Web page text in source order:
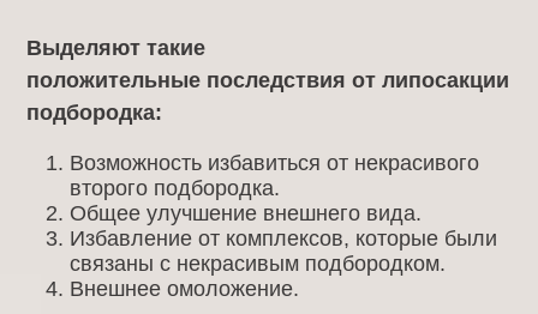
Выделяют такие
положительные последствия от липосакции
подбородка:
Возможность избавиться от некрасивого
второго подбородка.
Общее улучшение внешнего вида.
Избавление от комплексов, которые были
связаны с некрасивым подбородком.
Внешнее омоложение.